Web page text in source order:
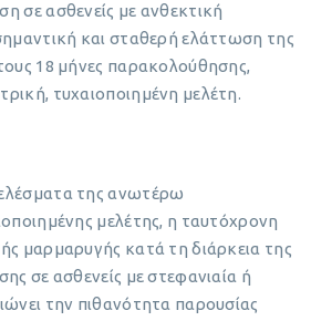
σε ασθενείς με ανθεκτική
και σταθερή ελάττωση της
18 μήνες παρακολούθησης,
τυχαιοποιημένη μελέτη.
της ανωτέρω
μελέτης, η ταυτόχρονη
μαρμαρυγής κατά τη διάρκεια της
σε ασθενείς με στεφανιαία ή
την πιθανότητα παρουσίας